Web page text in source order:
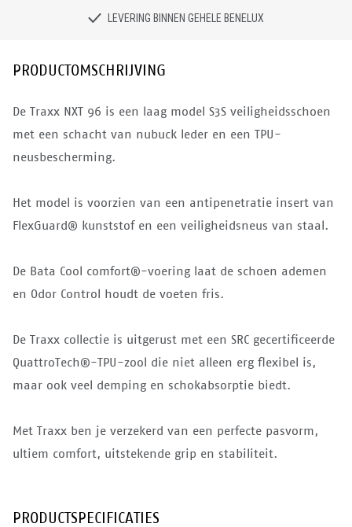
LEVERING BINNEN GEHELE BENELUX
PRODUCTOMSCHRIJVING
De Traxx NXT 96 is een laag model S3S veiligheidsschoen
met een schacht van nubuck leder en een TPU-
neusbescherming.
Het model is voorzien van een antipenetratie insert van
FlexGuard® kunststof en een veiligheidsneus van staal.
De Bata Cool comfort®-voering laat de schoen ademen
en Odor Control houdt de voeten fris.
De Traxx collectie is uitgerust met een SRC gecertificeerde
QuattroTech®-TPU-zool die niet alleen erg flexibel is,
maar ook veel demping en schokabsorptie biedt.
Met Traxx ben je verzekerd van een perfecte pasvorm,
ultiem comfort, uitstekende grip en stabiliteit.
PRODUCTSPECIFICATIES